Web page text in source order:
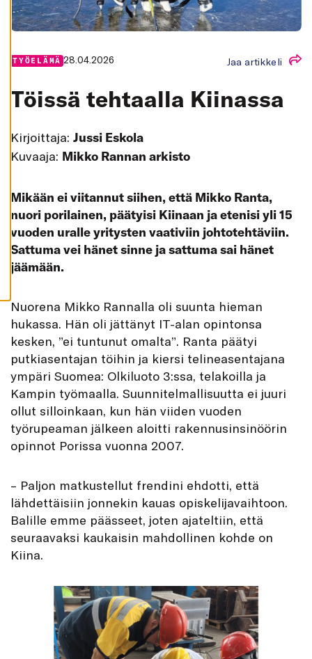
K
A
I
I
V
Y
K
A
I
I
E
V
Ä
S
E
E
T
TYÖELÄMÄ 28.04.2026 Jaa artikkeli
Töissä tehtaalla Kiinassa
Kirjoittaja: Jussi Eskola
Kuvaaja: Mikko Rannan arkisto
Mikään ei viitannut siihen, että Mikko Ranta,
nuori porilainen, päätyisi Kiinaan ja etenisi yli 15
vuoden uralle yritysten vaativiin johtotehtäviin.
Sattuma vei hänet sinne ja sattuma sai hänet
jäämään.
Nuorena Mikko Rannalla oli suunta hieman
hukassa. Hän oli jättänyt IT-alan opintonsa
kesken, ”ei tuntunut omalta”. Ranta päätyi
putkiasentajan töihin ja kiersi telineasentajana
ympäri Suomea: Olkiluoto 3:ssa, telakoilla ja
Kampin työmaalla. Suunnitelmallisuutta ei juuri
ollut silloinkaan, kun hän viiden vuoden
työrupeaman jälkeen aloitti rakennusinsinöörin
opinnot Porissa vuonna 2007.
– Paljon matkustellut frendini ehdotti, että
lähdettäisiin jonnekin kauas opiskelijavaihtoon.
Balille emme päässeet, joten ajateltiin, että
seuraavaksi kaukaisin mahdollinen kohde on
Kiina.